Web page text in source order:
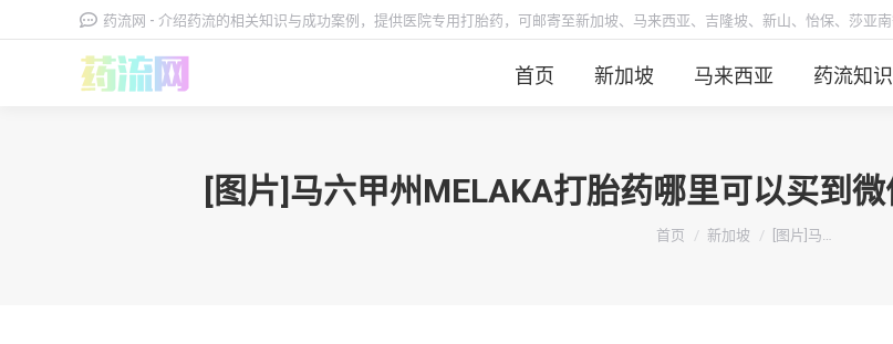
药流网 - 介绍药流的相关知识与成功案例，提供医院专用打胎药，可邮寄至新加坡、马来西亚、吉隆坡、新山、怡保、莎亚南
首页 新加坡 马来西亚 药流知识
[图片]马六甲州MELAKA打胎药哪里可以买到
你在这里：
首页 新加坡 [图片]马…